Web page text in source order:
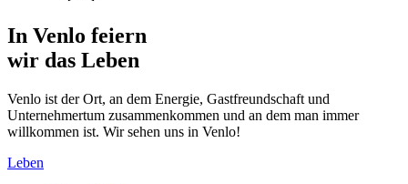
In Venlo feiern
wir das Leben
Venlo ist der Ort, an dem Energie, Gastfreundschaft und
Unternehmertum zusammenkommen und an dem man immer
willkommen ist. Wir sehen uns in Venlo!
Leben